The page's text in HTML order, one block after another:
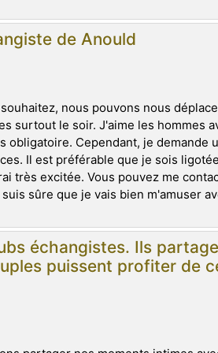
de Anould
nous pouvons nous
surtout le soir. J'aime les hommes
obligatoire. Cependant, je demande
Il est préférable que je sois
très excitée. Vous pouvez me
sûre que je vais bien m'amuser
échangistes. Ils
puissent profiter de